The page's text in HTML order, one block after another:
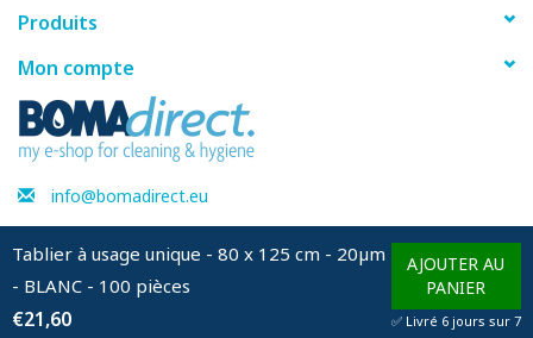
Tablier à usage unique - 80 x 125 cm - 20µm
- BLANC - 100 pièces
€21,60
AJOUTER AU
PANIER
✅ Livré 6 jours sur 7
Produits
Mon compte
info@bomadirect.eu
© Copyright 2026 BOMAdirect - Powered by